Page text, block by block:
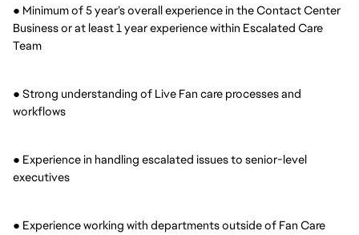
● Minimum of 5 year’s overall experience in the Contact Center
Business or at least 1 year experience within Escalated Care
Team
● Strong understanding of Live Fan care processes and
workflows
● Experience in handling escalated issues to senior-level
executives
● Experience working with departments outside of Fan Care